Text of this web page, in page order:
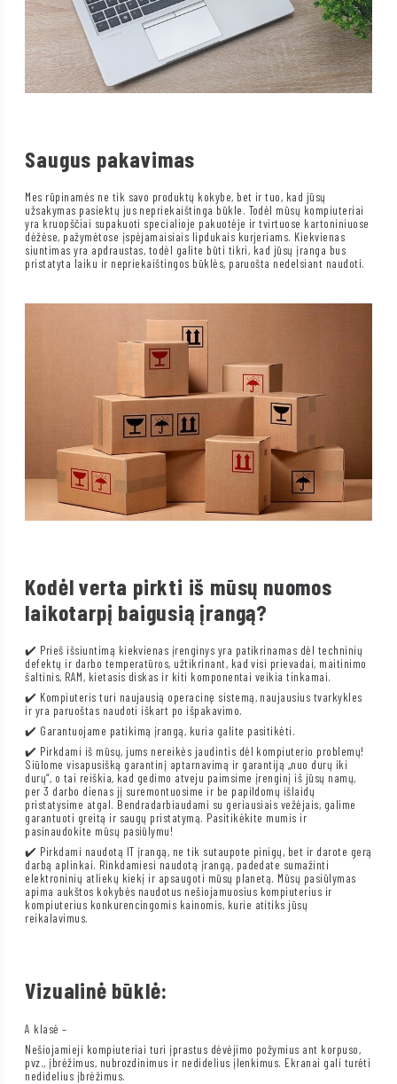
Saugus pakavimas
Mes rūpinamės ne tik savo produktų kokybe, bet ir tuo, kad jūsų
užsakymas pasiektų jus nepriekaištinga būkle. Todėl mūsų kompiuteriai
yra kruopščiai supakuoti specialioje pakuotėje ir tvirtuose kartoniniuose
dėžėse, pažymėtose įspėjamaisiais lipdukais kurjeriams. Kiekvienas
siuntimas yra apdraustas, todėl galite būti tikri, kad jūsų įranga bus
pristatyta laiku ir nepriekaištingos būklės, paruošta nedelsiant naudoti.
Kodėl verta pirkti iš mūsų nuomos
laikotarpį baigusią įrangą?
✔️ Prieš išsiuntimą kiekvienas įrenginys yra patikrinamas dėl techninių
defektų ir darbo temperatūros, užtikrinant, kad visi prievadai, maitinimo
šaltinis, RAM, kietasis diskas ir kiti komponentai veikia tinkamai.
✔️ Kompiuteris turi naujausią operacinę sistemą, naujausius tvarkykles
ir yra paruoštas naudoti iškart po išpakavimo.
✔️ Garantuojame patikimą įrangą, kuria galite pasitikėti.
✔️ Pirkdami iš mūsų, jums nereikės jaudintis dėl kompiuterio problemų!
Siūlome visapusišką garantinį aptarnavimą ir garantiją „nuo durų iki
durų“, o tai reiškia, kad gedimo atveju paimsime įrenginį iš jūsų namų,
per 3 darbo dienas jį suremontuosime ir be papildomų išlaidų
pristatysime atgal. Bendradarbiaudami su geriausiais vežėjais, galime
garantuoti greitą ir saugų pristatymą. Pasitikėkite mumis ir
pasinaudokite mūsų pasiūlymu!
✔️ Pirkdami naudotą IT įrangą, ne tik sutaupote pinigų, bet ir darote gerą
darbą aplinkai. Rinkdamiesi naudotą įrangą, padedate sumažinti
elektroninių atliekų kiekį ir apsaugoti mūsų planetą. Mūsų pasiūlymas
apima aukštos kokybės naudotus nešiojamuosius kompiuterius ir
kompiuterius konkurencingomis kainomis, kurie atitiks jūsų
reikalavimus.
Vizualinė būklė:
A klasė –
Nešiojamieji kompiuteriai turi įprastus dėvėjimo požymius ant korpuso,
pvz., įbrėžimus, nubrozdinimus ir nedidelius įlenkimus. Ekranai gali turėti
nedidelius įbrėžimus.